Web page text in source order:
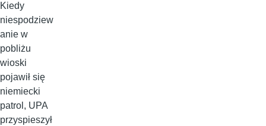
Kiedy
niespodziew
anie w
pobliżu
wioski
pojawił się
niemiecki
patrol, UPA
przyspieszył